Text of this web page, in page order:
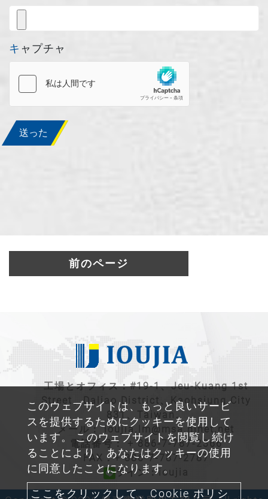
キャプチャ
送った
前のページ
このウェブサイトは、もっと良いサービ
スを提供するためにクッキーを使用して
います。 このウェブサイトを閲覧し続け
ることにより、あなたはクッキーの使用
に同意したことになります。
ここをクリックして、Cookie ポリシ
工場とオフィス：#19-1、Jeu-Kuang 1st
Street、Daliao District、Kaohsiung City
831、Taiwan。
メール：ioujia.lm@msa.hinet.net
電話番号：+ 886-7-787-2366
FAX：+ 886-7-787-2787
ライン：ioujia